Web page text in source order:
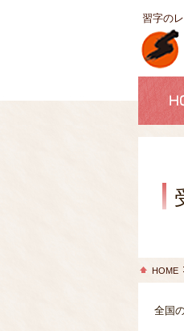
習字の
HOME
全国